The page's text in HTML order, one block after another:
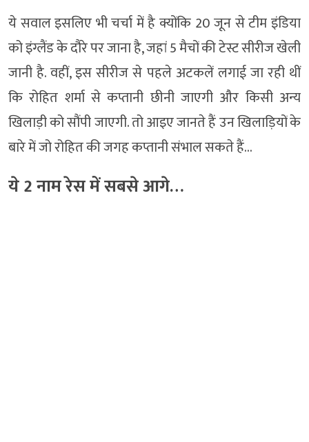
ये सवाल इसलिए भी चर्चा में है क्योंकि 20 जून से टीम इंडिया
को इंग्लैंड के दौरे पर जाना है, जहां 5 मैचों की टेस्ट सीरीज खेली
जानी है. वहीं, इस सीरीज से पहले अटकलें लगाई जा रही थीं
कि रोहित शर्मा से कप्तानी छीनी जाएगी और किसी अन्य
खिलाड़ी को सौंपी जाएगी. तो आइए जानते हैं उन खिलाड़ियों के
बारे में जो रोहित की जगह कप्तानी संभाल सकते हैं…
ये 2 नाम रेस में सबसे आगे…